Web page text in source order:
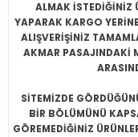
ALMAK İSTEDİĞİNİZ
YAPARAK KARGO
ALIŞVERİŞİNİZ
AKMAR PASAJINDAKİ
SİTEMİZDE
BİR BÖLÜMÜNÜ
GÖREMEDİĞİNİZ